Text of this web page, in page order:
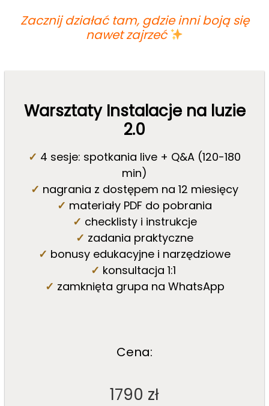
Zacznij działać tam, gdzie inni boją się
nawet zajrzeć
Warsztaty Instalacje na luzie
2.0
✓ 4 sesje: spotkania live + Q&A (120-180
min)
✓ nagrania z dostępem na 12 miesięcy
✓ materiały PDF do pobrania
✓ checklisty i instrukcje
✓ zadania praktyczne
✓ bonusy edukacyjne i narzędziowe
✓ konsultacja 1:1
✓ zamknięta grupa na WhatsApp
Cena:
1790 zł